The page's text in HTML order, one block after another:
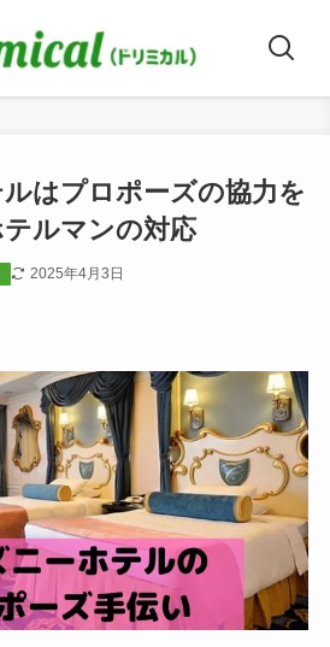
はプロポーズの協力を
ルマンの対応
2025年4月3日